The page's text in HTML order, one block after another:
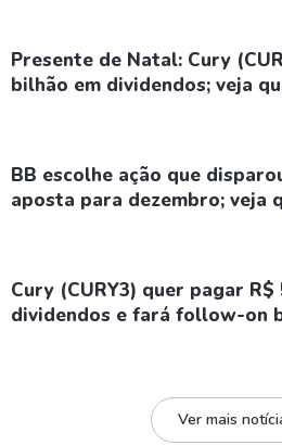
Presente de Natal: Cury
bilhão em dividendos; veja
BB escolhe ação que
aposta para dezembro; veja
Cury (CURY3) quer pagar R$
dividendos e fará follow-on
Ver mais